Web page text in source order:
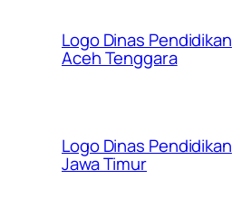
Logo Dinas Pendidikan
Aceh Tenggara
Logo Dinas Pendidikan
Jawa Timur